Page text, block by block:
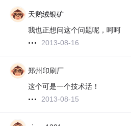
天鹅绒银矿
我也正想问这个问题呢，呵呵
2013-08-16
郑州印刷厂
这个可是一个技术活！
2013-08-15